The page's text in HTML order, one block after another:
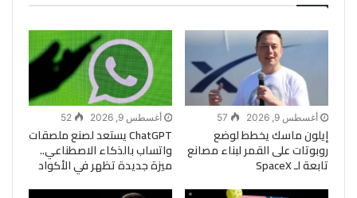
أغسطس 9, 2026 57
إيلون ماسك يخطط لوضع
روبوتات على القمر لبناء مصانع
تابعة لـ SpaceX
أغسطس 9, 2026 52
ChatGPT يستعد لصنع ملصقات
واتساب بالذكاء الاصطناعي..
ميزة جديدة تظهر في الأكواد